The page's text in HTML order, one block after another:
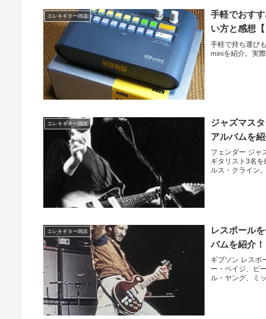
エレキギター雑談
手軽でおす
い方と感想【
手軽で持ち運び
miniを紹介。実
エレキギター雑談
ジャズマス
アルバムを紹
フェンダー ジャ
ギタリスト3名
ルス・クライン。
エレキギター雑談
レスポール
バムを紹介！
ギブソン レスポ
ー・ペイジ、ピ
ル・ヤング、ミ